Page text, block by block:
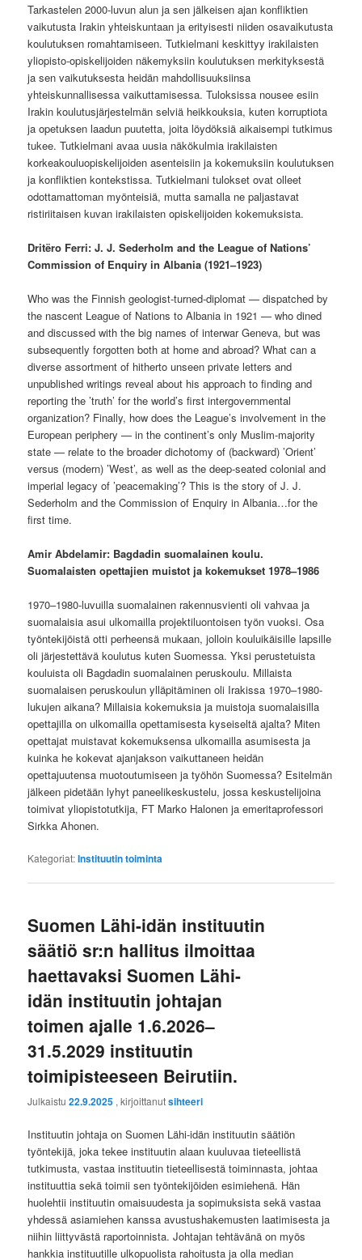
Tarkastelen 2000-luvun alun ja sen jälkeisen ajan konfliktien
vaikutusta Irakin yhteiskuntaan ja erityisesti niiden osavaikutusta
koulutuksen romahtamiseen. Tutkielmani keskittyy irakilaisten
yliopisto-opiskelijoiden näkemyksiin koulutuksen merkityksestä
ja sen vaikutuksesta heidän mahdollisuuksiinsa
yhteiskunnallisessa vaikuttamisessa. Tuloksissa nousee esiin
Irakin koulutusjärjestelmän selviä heikkouksia, kuten korruptiota
ja opetuksen laadun puutetta, joita löydöksiä aikaisempi tutkimus
tukee. Tutkielmani avaa uusia näkökulmia irakilaisten
korkeakouluopiskelijoiden asenteisiin ja kokemuksiin koulutuksen
ja konfliktien kontekstissa. Tutkielmani tulokset ovat olleet
odottamattoman myönteisiä, mutta samalla ne paljastavat
ristiriitaisen kuvan irakilaisten opiskelijoiden kokemuksista.
Dritëro Ferri: J. J. Sederholm and the League of Nations’
Commission of Enquiry in Albania (1921–1923)
Who was the Finnish geologist-turned-diplomat — dispatched by
the nascent League of Nations to Albania in 1921 — who dined
and discussed with the big names of interwar Geneva, but was
subsequently forgotten both at home and abroad? What can a
diverse assortment of hitherto unseen private letters and
unpublished writings reveal about his approach to finding and
reporting the ’truth’ for the world’s first intergovernmental
organization? Finally, how does the League’s involvement in the
European periphery — in the continent’s only Muslim-majority
state — relate to the broader dichotomy of (backward) ’Orient’
versus (modern) ’West’, as well as the deep-seated colonial and
imperial legacy of ’peacemaking’? This is the story of J. J.
Sederholm and the Commission of Enquiry in Albania…for the
first time.
Amir Abdelamir: Bagdadin suomalainen koulu.
Suomalaisten opettajien muistot ja kokemukset 1978–1986
1970–1980-luvuilla suomalainen rakennusvienti oli vahvaa ja
suomalaisia asui ulkomailla projektiluontoisen työn vuoksi. Osa
työntekijöistä otti perheensä mukaan, jolloin kouluikäisille lapsille
oli järjestettävä koulutus kuten Suomessa. Yksi perustetuista
kouluista oli Bagdadin suomalainen peruskoulu. Millaista
suomalaisen peruskoulun ylläpitäminen oli Irakissa 1970–1980-
lukujen aikana? Millaisia kokemuksia ja muistoja suomalaisilla
opettajilla on ulkomailla opettamisesta kyseiseltä ajalta? Miten
opettajat muistavat kokemuksensa ulkomailla asumisesta ja
kuinka he kokevat ajanjakson vaikuttaneen heidän
opettajuutensa muotoutumiseen ja työhön Suomessa? Esitelmän
jälkeen pidetään lyhyt paneelikeskustelu, jossa keskustelijoina
toimivat yliopistotutkija, FT Marko Halonen ja emeritaprofessori
Sirkka Ahonen.
Kategoriat:Instituutin toiminta
Suomen Lähi-idän instituutin
säätiö sr:n hallitus ilmoittaa
haettavaksi Suomen Lähi-
idän instituutin johtajan
toimen ajalle 1.6.2026–
31.5.2029 instituutin
toimipisteeseen Beirutiin.
Julkaistu22.9.2025 , kirjoittanutsihteeri
Instituutin johtaja on Suomen Lähi-idän instituutin säätiön
työntekijä, joka tekee instituutin alaan kuuluvaa tieteellistä
tutkimusta, vastaa instituutin tieteellisestä toiminnasta, johtaa
instituuttia sekä toimii sen työntekijöiden esimiehenä. Hän
huolehtii instituutin omaisuudesta ja sopimuksista sekä vastaa
yhdessä asiamiehen kanssa avustushakemusten laatimisesta ja
niihin liittyvästä raportoinnista. Johtajan tehtävänä on myös
hankkia instituutille ulkopuolista rahoitusta ja olla median